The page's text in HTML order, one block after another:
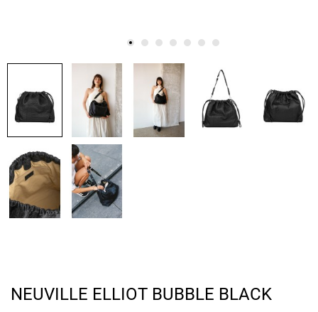
NEUVILLE ELLIOT BUBBLE BLACK